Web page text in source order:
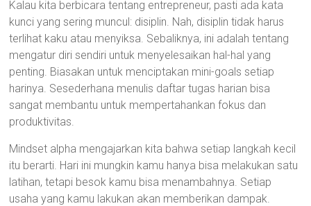
Kalau kita berbicara tentang entrepreneur, pasti ada kata
kunci yang sering muncul: disiplin. Nah, disiplin tidak harus
terlihat kaku atau menyiksa. Sebaliknya, ini adalah tentang
mengatur diri sendiri untuk menyelesaikan hal-hal yang
penting. Biasakan untuk menciptakan mini-goals setiap
harinya. Sesederhana menulis daftar tugas harian bisa
sangat membantu untuk mempertahankan fokus dan
produktivitas.
Mindset alpha mengajarkan kita bahwa setiap langkah kecil
itu berarti. Hari ini mungkin kamu hanya bisa melakukan satu
latihan, tetapi besok kamu bisa menambahnya. Setiap
usaha yang kamu lakukan akan memberikan dampak.